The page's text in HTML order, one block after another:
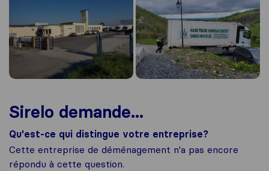
Sirelo demande...
Qu'est-ce qui distingue votre entreprise?
Cette entreprise de déménagement n'a pas encore
répondu à cette question.